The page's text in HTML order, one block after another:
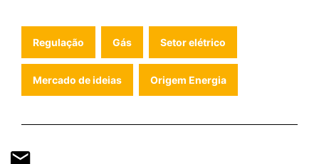
Regulação Gás Setor elétrico
Mercado de ideias Origem Energia